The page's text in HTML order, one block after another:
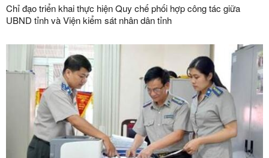
Chỉ đạo triển khai thực hiện Quy chế phối hợp công tác giữa
UBND tỉnh và Viện kiểm sát nhân dân tỉnh